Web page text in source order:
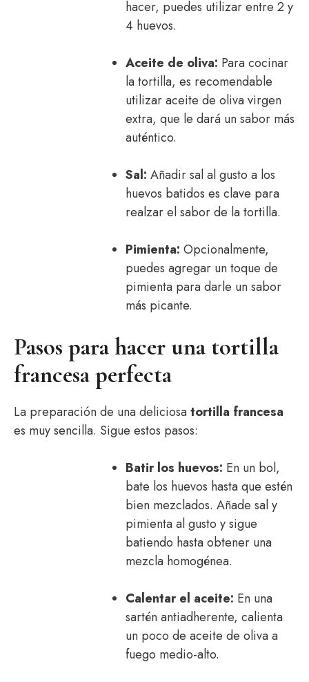
hacer, puedes utilizar entre 2 y
4 huevos.
Aceite de oliva: Para cocinar
la tortilla, es recomendable
utilizar aceite de oliva virgen
extra, que le dará un sabor más
auténtico.
Sal: Añadir sal al gusto a los
huevos batidos es clave para
realzar el sabor de la tortilla.
Pimienta: Opcionalmente,
puedes agregar un toque de
pimienta para darle un sabor
más picante.
Pasos para hacer una tortilla
francesa perfecta
La preparación de una deliciosatortilla francesa
es muy sencilla. Sigue estos pasos:
Batir los huevos: En un bol,
bate los huevos hasta que estén
bien mezclados. Añade sal y
pimienta al gusto y sigue
batiendo hasta obtener una
mezcla homogénea.
Calentar el aceite: En una
sartén antiadherente, calienta
un poco de aceite de oliva a
fuego medio-alto.